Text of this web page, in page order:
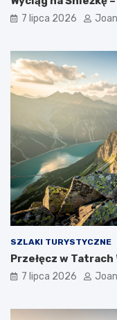
7 lipca 2026
SZLAKI TURYSTYCZNE
Przełęcz w
7 lipca 2026